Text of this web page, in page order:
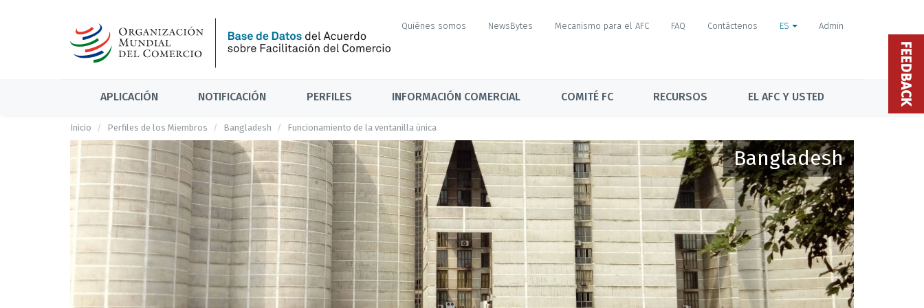
Quiénes somos NewsBytes Mecanismo para el AFC FAQ Contáctenos ES Admin
APLICACIÓN NOTIFICACIÓN PERFILES INFORMACIÓN COMERCIAL COMITÉ FC RECURSOS EL AFC Y USTED
Inicio Perfiles de los Miembros Bangladesh Funcionamiento de la ventanilla única
Bangladesh
FEEDBACK